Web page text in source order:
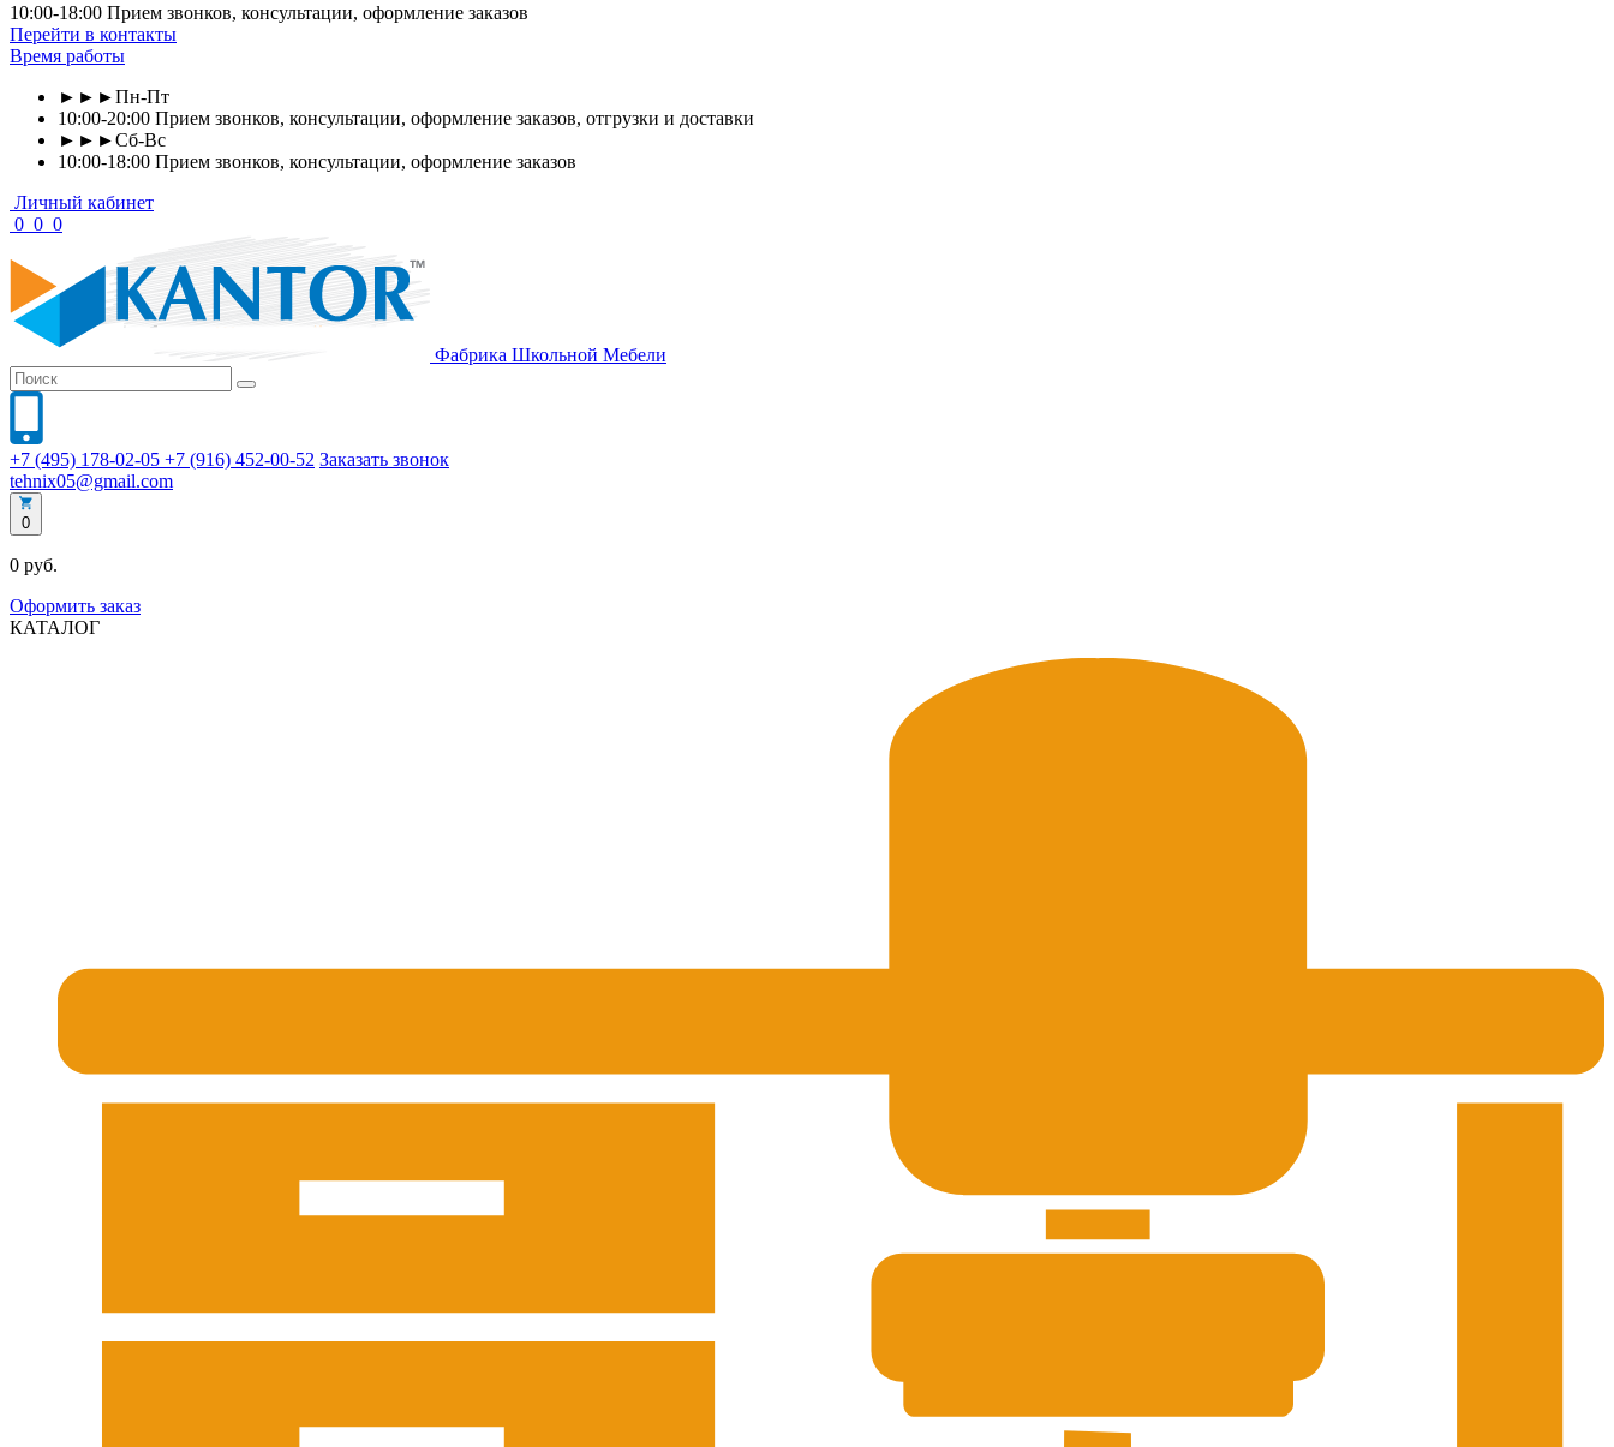
10:00-18:00 Прием звонков, консультации, оформление заказов
Перейти в контакты
Время работы
►►►Пн-Пт
10:00-20:00 Прием звонков, консультации, оформление заказов, отгрузки и доставки
►►►Сб-Вс
10:00-18:00 Прием звонков, консультации, оформление заказов
Личный кабинет
0 0 0
Фабрика Школьной Мебели
+7 (495) 178-02-05 +7 (916) 452-00-52 Заказать звонок
tehnix05@gmail.com
0
0 руб.
Оформить заказ
КАТАЛОГ